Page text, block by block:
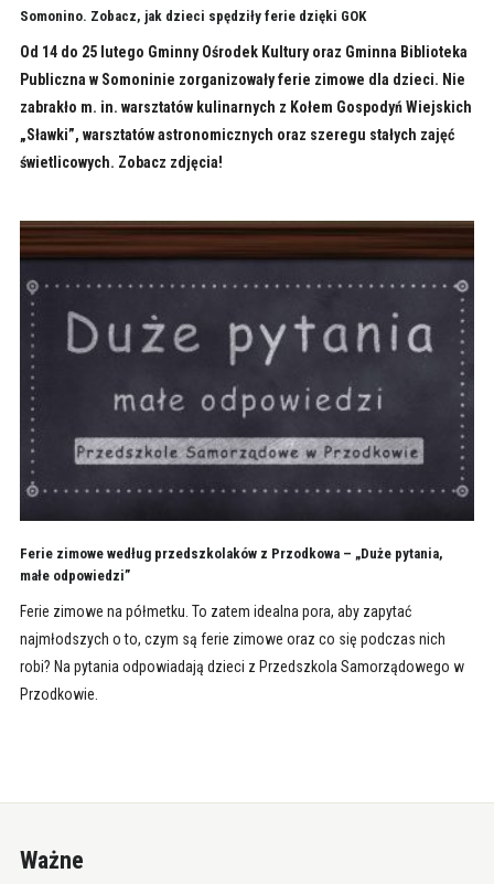
Somonino. Zobacz, jak dzieci spędziły ferie dzięki GOK
Od 14 do 25 lutego Gminny Ośrodek Kultury oraz Gminna Biblioteka
Publiczna w Somoninie zorganizowały ferie zimowe dla dzieci. Nie
zabrakło m. in. warsztatów kulinarnych z Kołem Gospodyń Wiejskich
„Sławki”, warsztatów astronomicznych oraz szeregu stałych zajęć
świetlicowych. Zobacz zdjęcia!
Ferie zimowe według przedszkolaków z Przodkowa – „Duże pytania,
małe odpowiedzi”
Ferie zimowe na półmetku. To zatem idealna pora, aby zapytać
najmłodszych o to, czym są ferie zimowe oraz co się podczas nich
robi? Na pytania odpowiadają dzieci z Przedszkola Samorządowego w
Przodkowie.
Ważne